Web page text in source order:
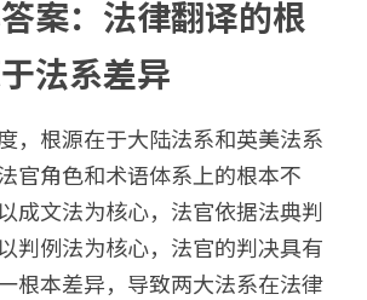
司章程
案：法律翻译的根
法系差异
，根源在于大陆法系和英美法系
官角色和术语体系上的根本不
成文法为核心，法官依据法典判
判例法为核心，法官的判决具有
根本差异，导致两大法系在法律